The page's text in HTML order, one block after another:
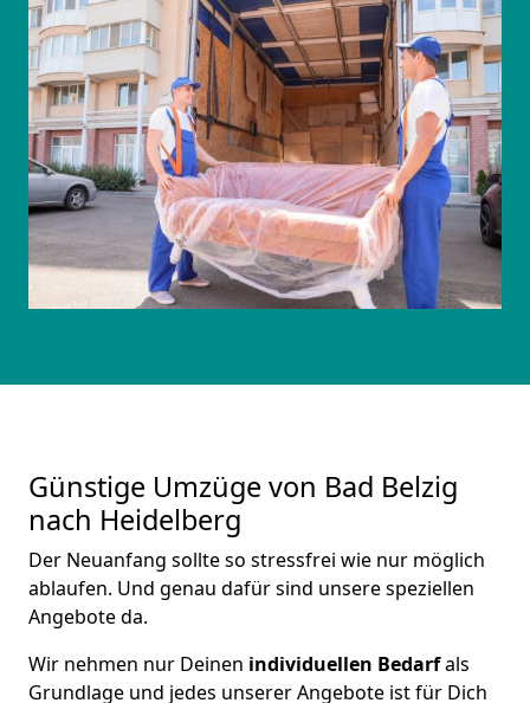
Günstige Umzüge von Bad Belzig
nach Heidelberg
Der Neuanfang sollte so stressfrei wie nur möglich
ablaufen. Und genau dafür sind unsere speziellen
Angebote da.
Wir nehmen nur Deinen individuellen Bedarfals
Grundlage und jedes unserer Angebote ist für Dich